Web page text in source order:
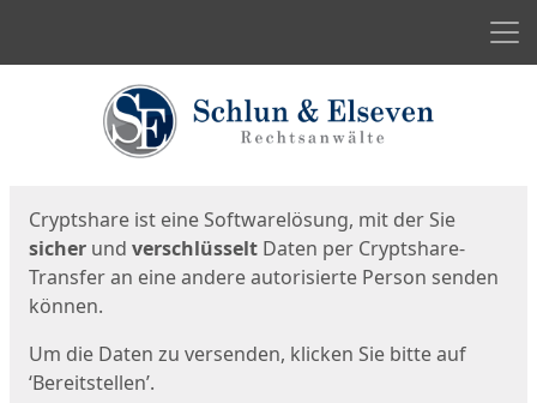
Cryptshare ist eine Softwarelösung, mit der Sie
sicher und verschlüsselt Daten per Cryptshare-
Transfer an eine andere autorisierte Person senden
können.
Um die Daten zu versenden, klicken Sie bitte auf
‘Bereitstellen’.